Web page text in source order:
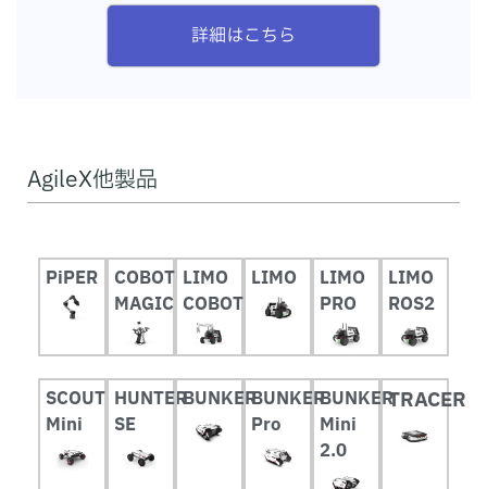
詳細はこちら
AgileX他製品
PiPER
COBOT
MAGIC
LIMO
COBOT
LIMO
LIMO
PRO
LIMO
ROS2
SCOUT
Mini
HUNTER
SE
BUNKERBUNKER
Pro
BUNKER
Mini
2.0
TRACER